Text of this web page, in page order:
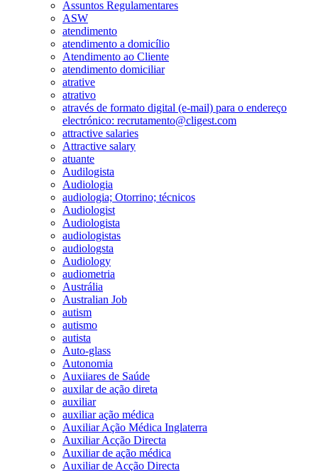
Assuntos Regulamentares
ASW
atendimento
atendimento a domicílio
Atendimento ao Cliente
atendimento domiciliar
atrative
atrativo
através de formato digital (e-mail) para o endereço
electrónico: recrutamento@cligest.com
attractive salaries
Attractive salary
atuante
Audilogista
Audiologia
audiologia; Otorrino; técnicos
Audiologist
Audiologista
audiologistas
audiologsta
Audiology
audiometria
Austrália
Australian Job
autism
autismo
autista
Auto-glass
Autonomia
Auxiiares de Saúde
auxilar de ação direta
auxiliar
auxiliar ação médica
Auxiliar Ação Médica Inglaterra
Auxiliar Acção Directa
Auxiliar de ação médica
Auxiliar de Acção Directa